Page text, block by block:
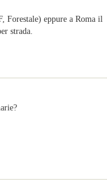
Forestale) eppure a Roma il
strada.